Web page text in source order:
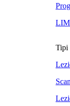
LIM
Tipi